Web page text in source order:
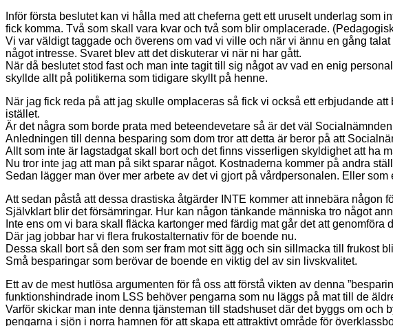
Inför första beslutet kan vi hålla med att cheferna gett ett uruselt underlag som
fick komma. Två som skall vara kvar och två som blir omplacerade.
Vi var väldigt taggade och överens om vad vi ville och när vi ännu en gång
något intresse. Svaret blev att det diskuterar vi när ni har gått.
När då beslutet stod fast och man inte tagit till sig något av vad en enig
skyllde allt på politikerna som tidigare skyllt på henne.
När jag fick reda på att jag skulle omplaceras så fick vi också ett erbjudande
istället.
Är det några som borde prata med beteendevetare så är det väl
Anledningen till denna besparing som dom tror att detta är beror på att
Allt som inte är lagstadgat skall bort och det finns visserligen skyldighet att ha
Nu tror inte jag att man på sikt sparar något. Kostnaderna kommer på andra
Sedan lägger man över mer arbete av det vi gjort på vårdpersonalen. Eller
Att sedan påstå att dessa drastiska åtgärder INTE kommer att innebära någon
Självklart blir det försämringar. Hur kan någon tänkande människa tro något
Inte ens om vi bara skall fläcka kartonger med färdig mat går det att genomföra
Där jag jobbar har vi flera frukostalternativ för de boende nu.
Dessa skall bort så den som ser fram mot sitt ägg och sin sillmacka till frukost
Små besparingar som berövar de boende en viktig del av sin livskvalitet.
Ett av de mest hutlösa argumenten för få oss att förstå vikten av denna
funktionshindrade inom LSS behöver pengarna som nu läggs på mat till de
Varför skickar man inte denna tjänsteman till stadshuset där det byggs om
pengarna i sjön i norra hamnen för att skapa ett attraktivt område för